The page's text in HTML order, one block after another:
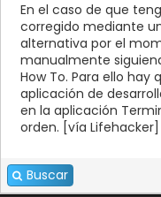
En el caso de que
corregido mediante
alternativa por el
manualmente
How To. Para ello
aplicación de
en la aplicación
orden. [vía Lifehacker]
Buscar